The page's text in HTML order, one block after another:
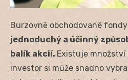
Burzovně obchodované
jednoduchý a účinný
balík akcií. Existuje
investor si může snadno